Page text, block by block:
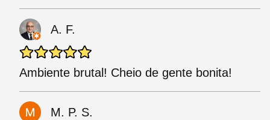
A. F.
Ambiente brutal! Cheio de gente bonita!
M. P. S.